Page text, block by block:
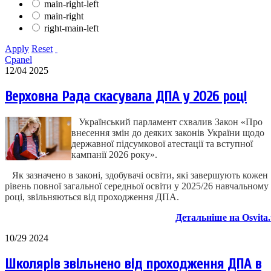
main-right-left
main-right
right-main-left
Apply Reset
Cpanel
12/04 2025
Верховна Рада скасувала ДПА у 2026 році
Український парламент схвалив Закон «Про
внесення змін до деяких законів України щодо
державної підсумкової атестації та вступної
кампанії 2026 року».
Як зазначено в законі, здобувачі освіти, які завершують кожен
рівень повної загальної середньої освіти у 2025/26 навчальному
році, звільняються від проходження ДПА.
Детальніше на
10/29 2024
Школярів звільнено від проходження ДПА в